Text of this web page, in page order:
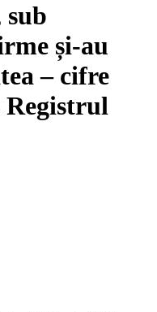
și-au
– cifre